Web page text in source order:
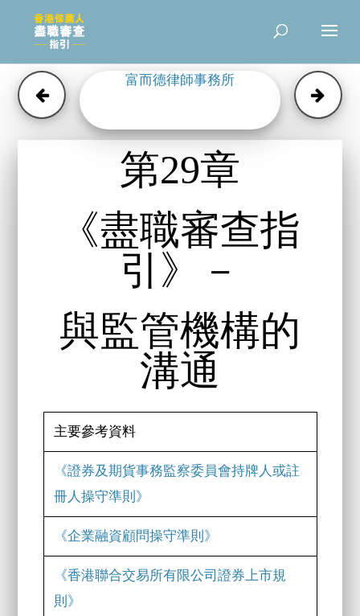
富而德律師事務所
第29章
《盡職審查指
引》－
與監管機構的
溝通
主要參考資料
《證券及期貨事務監察委員會持牌人或註
冊人操守準則》
《企業融資顧問操守準則》
《香港聯合交易所有限公司證券上市規
則》